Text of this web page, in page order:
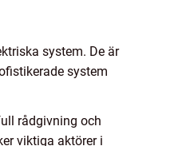
system. De är
system
rådgivning och
viktiga aktörer i